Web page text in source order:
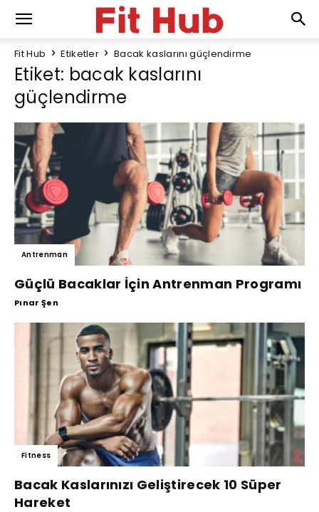
Fit Hub Etiketler Bacak kaslarını güçlendirme
Etiket: bacak kaslarını
güçlendirme
Antrenman
Güçlü Bacaklar İçin Antrenman Programı
Pınar Şen
Fitness
Bacak Kaslarınızı Geliştirecek 10 Süper
Hareket